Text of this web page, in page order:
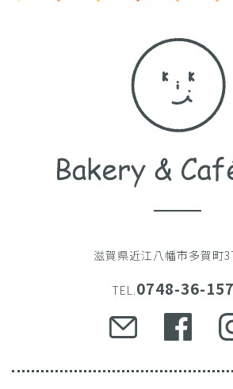
滋賀県近江八幡市多賀町
TEL.0748-36-